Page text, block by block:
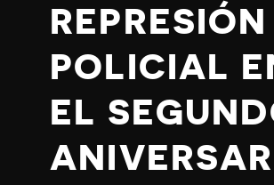
REPRESIÓN
POLICIAL
EL